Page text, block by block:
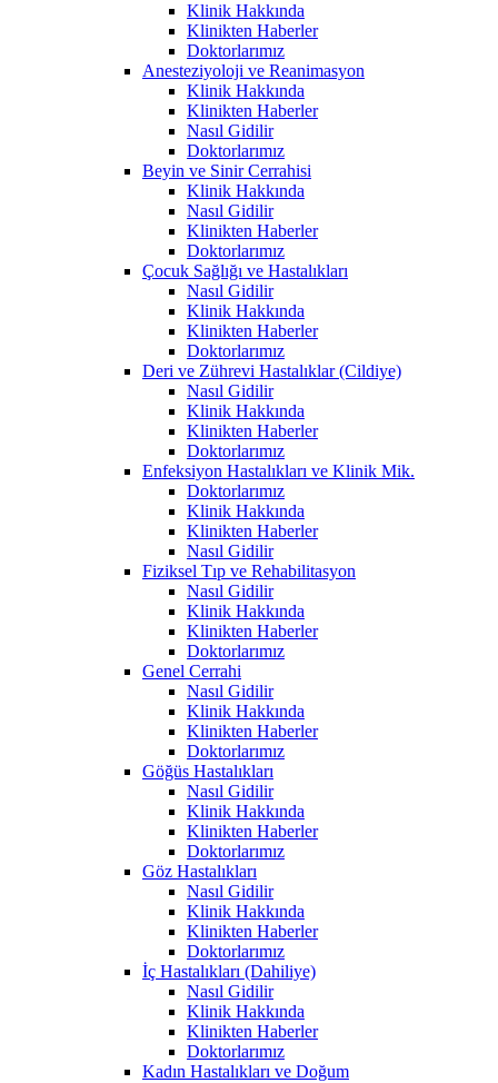
Klinik Hakkında
Klinikten Haberler
Doktorlarımız
Anesteziyoloji ve Reanimasyon
Klinik Hakkında
Klinikten Haberler
Nasıl Gidilir
Doktorlarımız
Beyin ve Sinir Cerrahisi
Klinik Hakkında
Nasıl Gidilir
Klinikten Haberler
Doktorlarımız
Çocuk Sağlığı ve Hastalıkları
Nasıl Gidilir
Klinik Hakkında
Klinikten Haberler
Doktorlarımız
Deri ve Zührevi Hastalıklar (Cildiye)
Nasıl Gidilir
Klinik Hakkında
Klinikten Haberler
Doktorlarımız
Enfeksiyon Hastalıkları ve Klinik Mik.
Doktorlarımız
Klinik Hakkında
Klinikten Haberler
Nasıl Gidilir
Fiziksel Tıp ve Rehabilitasyon
Nasıl Gidilir
Klinik Hakkında
Klinikten Haberler
Doktorlarımız
Genel Cerrahi
Nasıl Gidilir
Klinik Hakkında
Klinikten Haberler
Doktorlarımız
Göğüs Hastalıkları
Nasıl Gidilir
Klinik Hakkında
Klinikten Haberler
Doktorlarımız
Göz Hastalıkları
Nasıl Gidilir
Klinik Hakkında
Klinikten Haberler
Doktorlarımız
İç Hastalıkları (Dahiliye)
Nasıl Gidilir
Klinik Hakkında
Klinikten Haberler
Doktorlarımız
Kadın Hastalıkları ve Doğum